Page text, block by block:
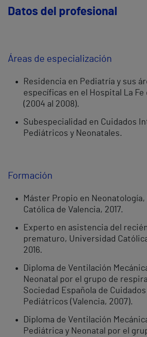
Datos del profesional
Áreas de especialización
Residencia en Pediatría y sus
específicas en el Hospital La Fe
(2004 al 2008).
Subespecialidad en Cuidados
Pediátricos y Neonatales.
Formación
Máster Propio en
Católica de Valencia, 2017.
Experto en asistencia del
prematuro, Universidad
2016.
Diploma de Ventilación
Neonatal por el grupo de
Sociedad Española de
Pediátricos (Valencia, 2007).
Diploma de Ventilación
Pediátrica y Neonatal por el